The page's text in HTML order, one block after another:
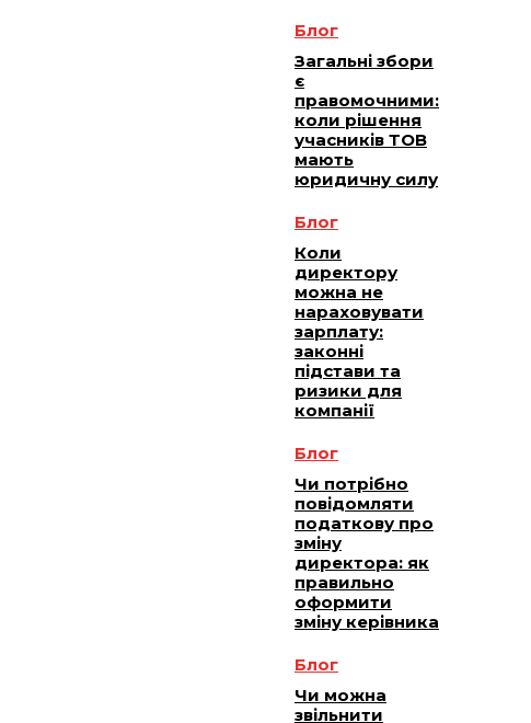
Блог
Загальні збори
є
правомочними:
коли рішення
учасників ТОВ
мають
юридичну силу
Блог
Коли
директору
можна не
нараховувати
зарплату:
законні
підстави та
ризики для
компанії
Блог
Чи потрібно
повідомляти
податкову про
зміну
директора: як
правильно
оформити
зміну керівника
Блог
Чи можна
звільнити